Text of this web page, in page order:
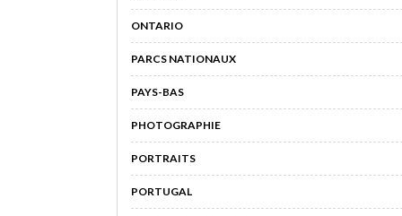
ONTARIO
PARCS NATIONAUX
PAYS-BAS
PHOTOGRAPHIE
PORTRAITS
PORTUGAL